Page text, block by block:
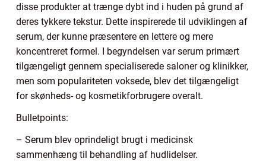
disse produkter at trænge dybt ind i huden på grund af
deres tykkere tekstur. Dette inspirerede til udviklingen af
serum, der kunne præsentere en lettere og mere
koncentreret formel. I begyndelsen var serum primært
tilgængeligt gennem specialiserede saloner og klinikker,
men som populariteten voksede, blev det tilgængeligt
for skønheds- og kosmetikforbrugere overalt.
Bulletpoints:
– Serum blev oprindeligt brugt i medicinsk
sammenhæng til behandling af hudlidelser.